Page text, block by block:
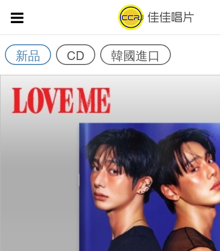
新品 CD 韓國進口